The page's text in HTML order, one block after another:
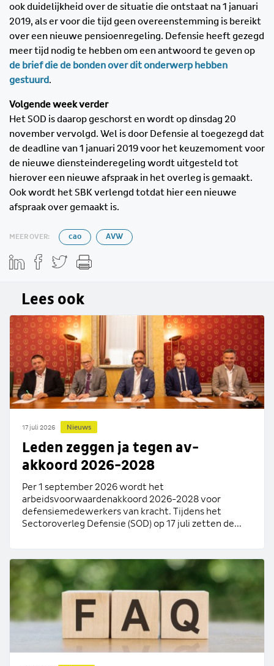
ook duidelijkheid over de situatie die ontstaat na 1 januari
2019, als er voor die tijd geen overeenstemming is bereikt
over een nieuwe pensioenregeling. Defensie heeft gezegd
meer tijd nodig te hebben om een antwoord te geven op
de brief die de bonden over dit onderwerp hebben
gestuurd.
Volgende week verder
Het SOD is daarop geschorst en wordt op dinsdag 20
november vervolgd. Wel is door Defensie al toegezegd dat
de deadline van 1 januari 2019 voor het keuzemoment voor
de nieuwe diensteinderegeling wordt uitgesteld tot
hierover een nieuwe afspraak in het overleg is gemaakt.
Ook wordt het SBK verlengd totdat hier een nieuwe
afspraak over gemaakt is.
MEER OVER: cao AVW
Lees ook
17 juli 2026 Nieuws
Leden zeggen ja tegen av-
akkoord 2026-2028
Per 1 september 2026 wordt het
arbeidsvoorwaardenakkoord 2026-2028 voor
defensiemedewerkers van kracht. Tijdens het
Sectoroverleg Defensie (SOD) op 17 juli zetten de...